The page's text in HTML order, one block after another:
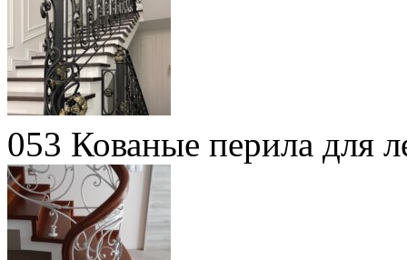
053 Кованые перила для